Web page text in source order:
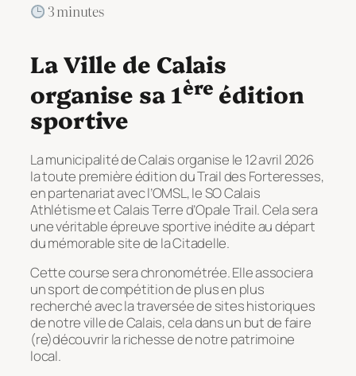
3 minutes
La Ville de Calais
organise sa 1ère édition
sportive
La municipalité de Calais organise le 12 avril 2026
la toute première édition du Trail des Forteresses,
en partenariat avec l’OMSL, le SO Calais
Athlétisme et Calais Terre d’Opale Trail. Cela sera
une véritable épreuve sportive inédite au départ
du mémorable site de la Citadelle.
Cette course sera chronométrée. Elle associera
un sport de compétition de plus en plus
recherché avec la traversée de sites historiques
de notre ville de Calais, cela dans un but de faire
(re)découvrir la richesse de notre patrimoine
local.